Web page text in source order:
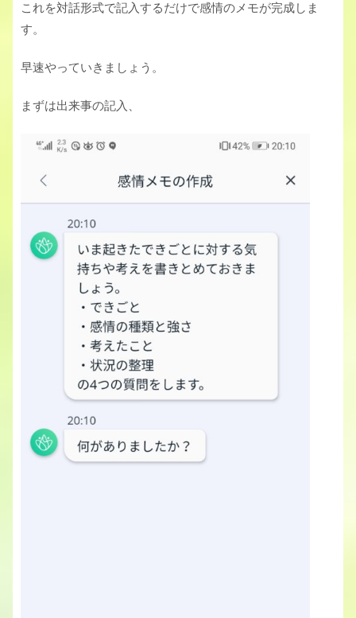
これを対話形式で記入するだけで感情のメモが完成しま
す。
早速やっていきましょう。
まずは出来事の記入、